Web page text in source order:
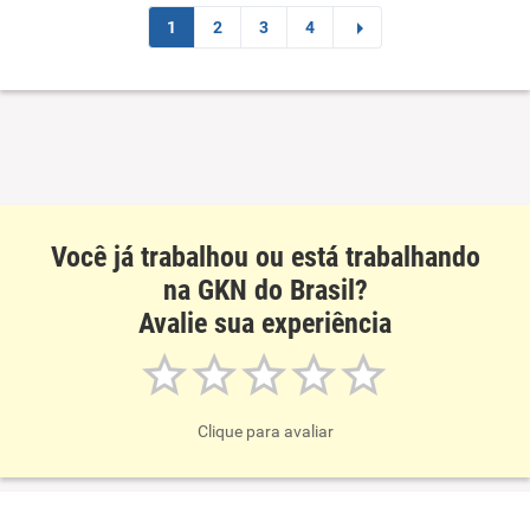
Ambiente de trabalho
1 2 3 4
Você já trabalhou ou está trabalhando
na GKN do Brasil?
Avalie sua experiência
Clique para avaliar